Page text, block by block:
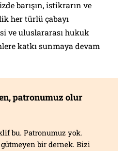
barışın, istikrarın ve
her türlü çabayı
ve uluslararası hukuk
katkı sunmaya devam
patronumuz olur
bu. Patronumuz yok.
bir dernek. Bizi